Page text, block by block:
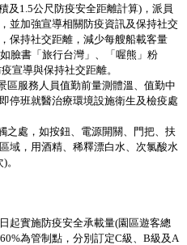
及1.5公尺防疫安全距離計算)，派員
並加強宣導相關防疫資訊及保持社交
保持社交距離，減少每艘船載客量
臉書「旅行台灣」、「喔熊」粉
宣導與保持社交距離。
區服務人員值勤前量測體溫、值勤中
停班就醫治療環境設施衛生及檢疫處
之處，如按鈕、電源開關、門把、扶
域，用酒精、稀釋漂白水、次氯酸水
起實施防疫安全承載量(園區遊客總
為管制點，分別訂定C級、B級及A